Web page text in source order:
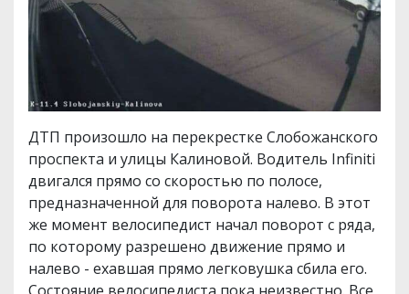
ДТП произошло на перекрестке Слобожанского
проспекта и улицы Калиновой. Водитель Infiniti
двигался прямо со скоростью по полосе,
предназначенной для поворота налево. В этот
же момент велосипедист начал поворот с ряда,
по которому разрешено движение прямо и
налево - ехавшая прямо легковушка сбила его.